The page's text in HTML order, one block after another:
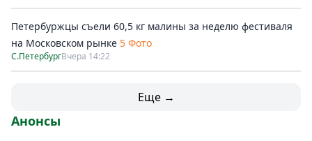
Петербуржцы съели 60,5 кг малины за неделю фестиваля
на Московском рынке 5 Фото
С.ПетербургВчера 14:22
Еще →
Анонсы